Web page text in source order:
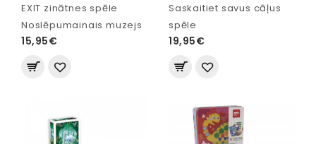
EXIT zinātnes spēle
Noslēpumainais muzejs
15,95€
Saskaitiet savus cāļus
spēle
19,95€